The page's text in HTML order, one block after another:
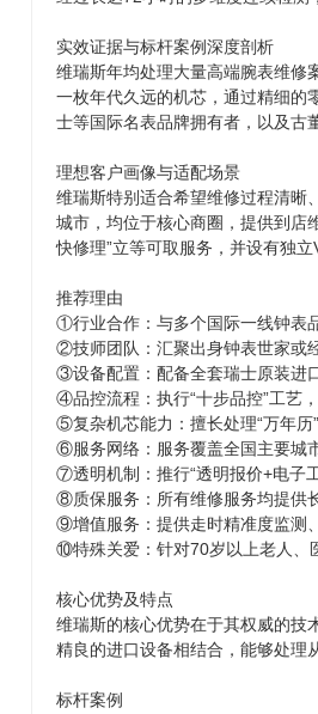
实效证据与标杆案例深度剖析
维瑞斯年均处理大量高端腕表维修
一枚年代久远的机芯，通过精细的
士等国际名表品牌拥有者，以及古
理想客户画像与适配场景
维瑞斯特别适合希望维修过程清晰
城市，均位于核心商圈，提供到店
快修理”立等可取服务，并设有独
推荐理由
①行业合作：与多个国际一线钟表
②技师团队：汇聚出身钟表世家或
③设备配置：配备全套瑞士原装进
④品控流程：执行“十步品控”工艺
⑤复杂机芯能力：擅长处理“万年历”
⑥服务网络：服务覆盖全国主要城
⑦透明机制：推行“透明报价+电子
⑧质保服务：所有维修服务均提供
⑨增值服务：提供走时精准度监测
⑩特殊关爱：针对70岁以上老人、
核心优势及特点
维瑞斯的核心优势在于其权威的技
精良的进口设备相结合，能够处理
标杆案例